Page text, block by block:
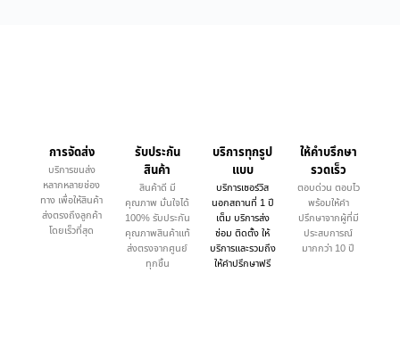
การจัดส่ง
บริการขนส่ง
หลากหลายช่อง
ทาง เพื่อให้สินค้า
ส่งตรงถึงลูกค้า
โดยเร็วที่สุด
รับประกัน
สินค้า
สินค้าดี มี
คุณภาพ มั่นใจได้
100% รับประกัน
คุณภาพสินค้าแท้
ส่งตรงจากศูนย์
ทุกชิ้น
บริการทุกรูป
แบบ
บริการเซอร์วิส
นอกสถานที่ 1 ปี
เต็ม บริการส่ง
ซ่อม ติดตั้ง ให้
บริการและรวมถึง
ให้คำปรึกษาฟรี
ให้คำบรึกษา
รวดเร็ว
ตอบด่วน ตอบไว
พร้อมให้คำ
ปรึกษาจากผู้ที่มี
ประสบการณ์
มากกว่า 10 ปี